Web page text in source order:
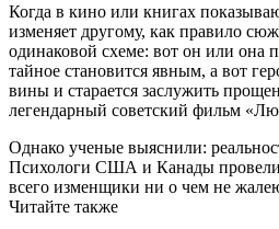
Когда в кино или книгах
изменяет другому, как правило
одинаковой схеме: вот он или она
тайное становится явным, а вот
вины и старается заслужить
легендарный советский фильм
Однако ученые выяснили:
Психологи США и Канады
всего изменщики ни о чем не
Читайте также